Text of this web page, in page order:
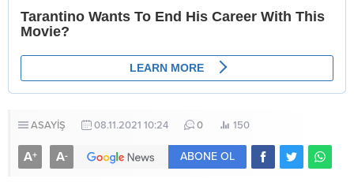
ASAYİŞ 08.11.2021 10:24 0 150
A+ A- ABONE OL